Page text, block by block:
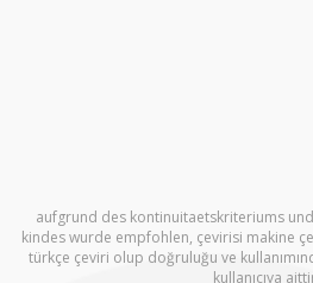
aufgrund des kontinuitaetskriteriums
kindes wurde empfohlen, çevirisi makine
türkçe çeviri olup doğruluğu ve
kullanıcıya